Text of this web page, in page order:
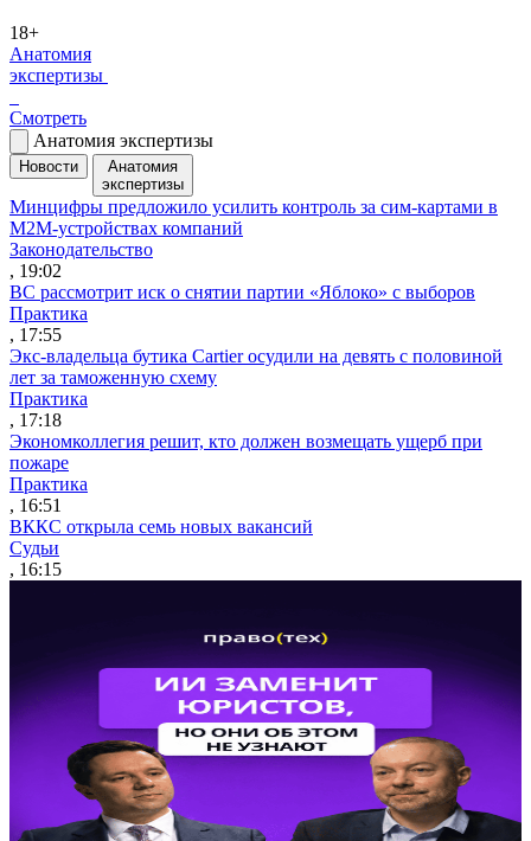
18+
Анатомия
экспертизы
Смотреть
Анатомия экспертизы
Новости
Анатомия
экспертизы
Минцифры предложило усилить контроль за сим-картами в
M2M-устройствах компаний
Законодательство
, 19:02
ВС рассмотрит иск о снятии партии «Яблоко» с выборов
Практика
, 17:55
Экс-владельца бутика Cartier осудили на девять с половиной
лет за таможенную схему
Практика
, 17:18
Экономколлегия решит, кто должен возмещать ущерб при
пожаре
Практика
, 16:51
ВККС открыла семь новых вакансий
Судьи
, 16:15